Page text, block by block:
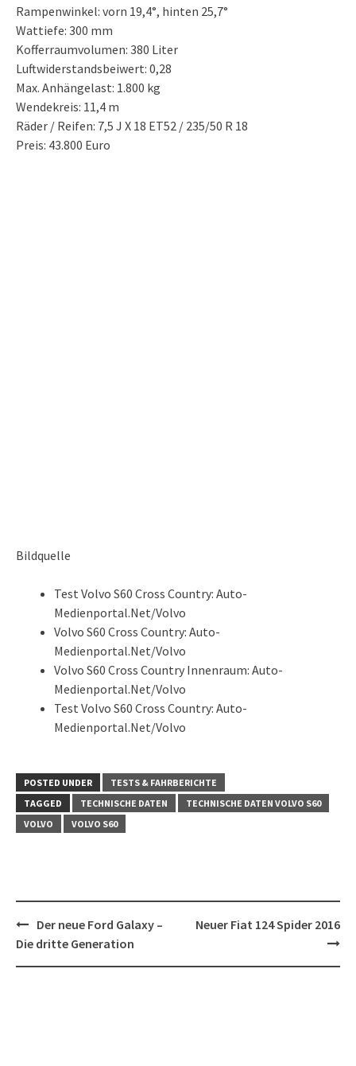
Rampenwinkel: vorn 19,4°, hinten 25,7°
Wattiefe: 300 mm
Kofferraumvolumen: 380 Liter
Luftwiderstandsbeiwert: 0,28
Max. Anhängelast: 1.800 kg
Wendekreis: 11,4 m
Räder / Reifen: 7,5 J X 18 ET52 / 235/50 R 18
Preis: 43.800 Euro
Bildquelle
Test Volvo S60 Cross Country: Auto-
Medienportal.Net/Volvo
Volvo S60 Cross Country: Auto-
Medienportal.Net/Volvo
Volvo S60 Cross Country Innenraum: Auto-
Medienportal.Net/Volvo
Test Volvo S60 Cross Country: Auto-
Medienportal.Net/Volvo
POSTED UNDER
TESTS & FAHRBERICHTE
TAGGED
TECHNISCHE DATEN
TECHNISCHE DATEN VOLVO S60
VOLVO
VOLVO S60
Post
navigation
Der neue Ford Galaxy –
Die dritte Generation
Neuer Fiat 124 Spider 2016